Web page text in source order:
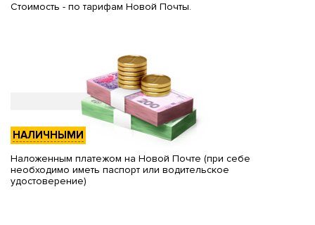
Стоимость - по тарифам Новой Почты.
НАЛИЧНЫМИ
Наложенным платежом на Новой Почте (при себе
необходимо иметь паспорт или водительское
удостоверение)